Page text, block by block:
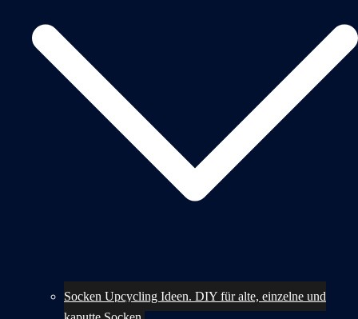
Socken Upcycling Ideen. DIY für alte, einzelne und